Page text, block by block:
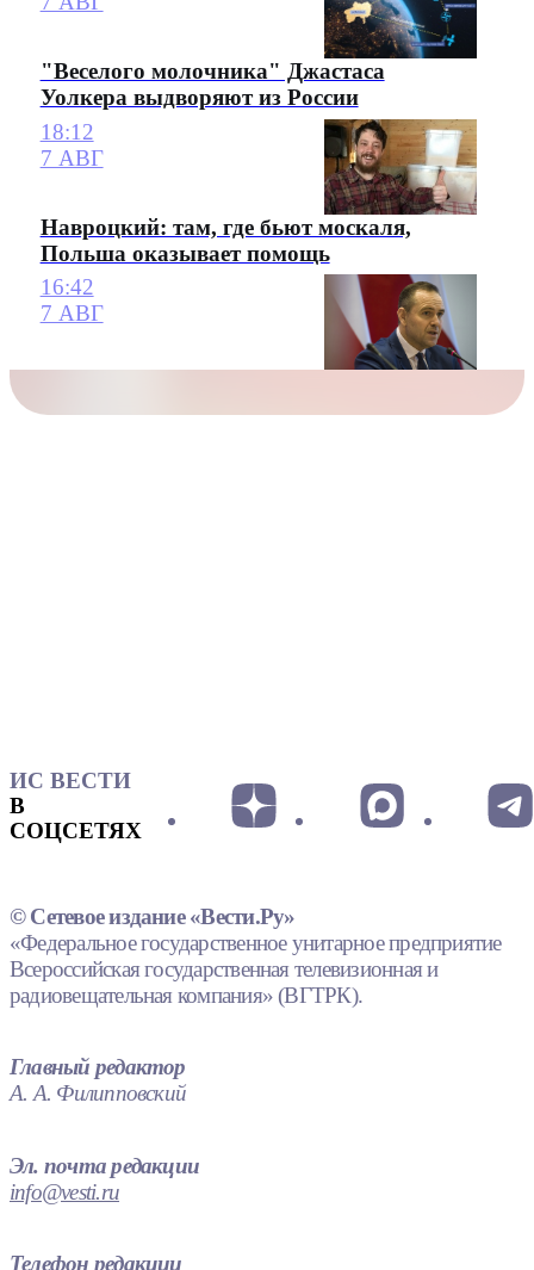
"Веселого молочника" Джастаса
Уолкера выдворяют из России
18:12
7 АВГ
Навроцкий: там, где бьют москаля,
Польша оказывает помощь
16:42
7 АВГ
ИС ВЕСТИ
В
СОЦСЕТЯХ
© Сетевое издание «Вести.Ру»
«Федеральное государственное унитарное предприятие
Всероссийская государственная телевизионная и
радиовещательная компания» (ВГТРК).
Главный редактор
А. А. Филипповский
Эл. почта редакции
info@vesti.ru
Телефон редакции